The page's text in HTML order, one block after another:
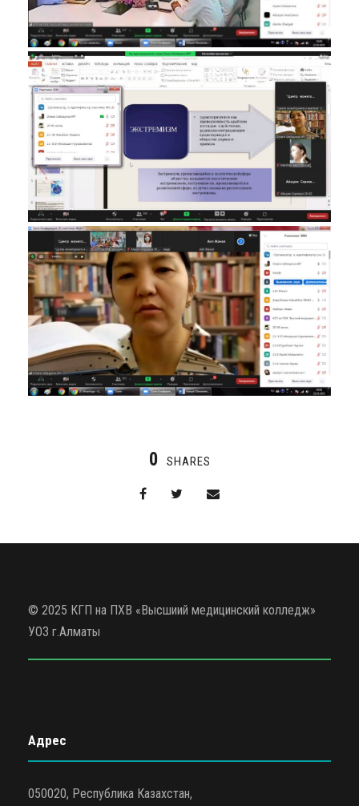
0 SHARES
© 2025 КГП на ПХВ «Высшиий медицинский колледж»
УОЗ г.Алматы
Адрес
050020, Республика Казахстан,